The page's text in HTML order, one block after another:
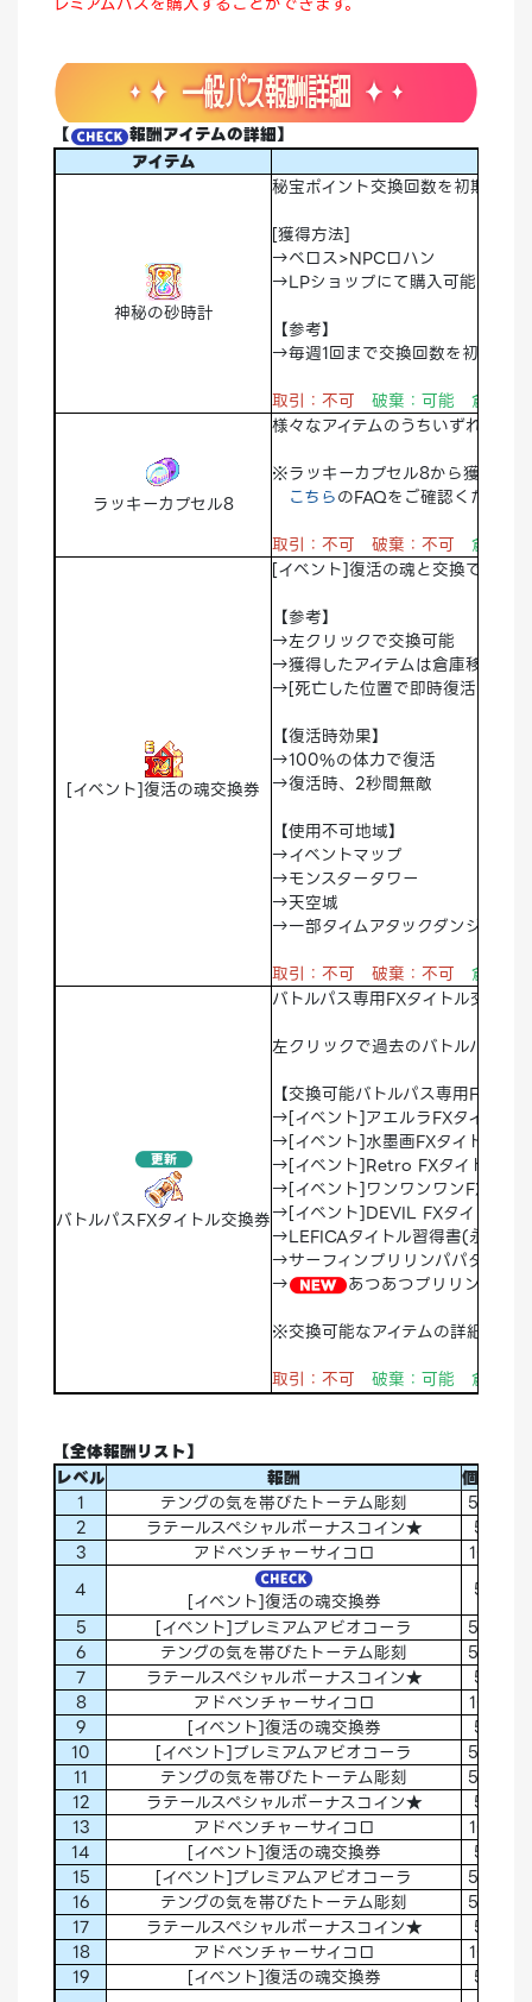
【
報酬アイテムの詳細】
アイテム
神秘の砂時計
秘宝ポイント交換回数を初期化す
[獲得方法]
→ベロス>NPCロハン
→LPショップにて購入可能
【参考】
→毎週1回まで交換回数を初期化
取引：不可 破棄：可能 倉庫：
ラッキーカプセル8
様々なアイテムのうちいずれかが
※ラッキーカプセル8から獲得でき
こちらのFAQをご確認ください
取引：不可 破棄：不可
倉庫：
[イベント]復活の魂交換券
[イベント]復活の魂と交換できる
【参考】
→左クリックで交換可能
→獲得したアイテムは倉庫移動不可
→[死亡した位置で即時復活できる
【復活時効果】
→100%の体力で復活
→復活時、2秒間無敵
【使用不可地域】
→イベントマップ
→モンスタータワー
→天空城
→一部タイムアタックダンジョン
取引：不可 破棄：不可 倉庫：
バトルパスFXタイトル交換券
バトルパス専用FXタイトル交換券
左クリックで過去のバトルパスか
【交換可能バトルパス専用FXタイ
→[イベント]アエルラFXタイトル
→[イベント]水墨画FXタイトル習
→[イベント]Retro FXタイトル習
→[イベント]ワンワンワンFXタイ
→[イベント]DEVIL FXタイトル習
→LEFICAタイトル習得書(永久)
→サーフィンプリリンパパタイト
→
あつあつプリリンタイ
※交換可能なアイテムの詳細は
取引：不可 破棄：可能 倉庫：
【全体報酬リスト】
レベル
報酬 個数
1
テングの気を帯びたトーテム彫刻 50
2
ラテールスペシャルボーナスコイン★ 5
3
アドベンチャーサイコロ 10
4
[イベント]復活の魂交換券 5
5
[イベント]プレミアムアビオコーラ 50
6
テングの気を帯びたトーテム彫刻 50
7
ラテールスペシャルボーナスコイン★ 5
8
アドベンチャーサイコロ 10
9
[イベント]復活の魂交換券 5
10
[イベント]プレミアムアビオコーラ 50
11
テングの気を帯びたトーテム彫刻 50
12
ラテールスペシャルボーナスコイン★ 5
13
アドベンチャーサイコロ 10
14
[イベント]復活の魂交換券 5
15
[イベント]プレミアムアビオコーラ 50
16
テングの気を帯びたトーテム彫刻 50
17
ラテールスペシャルボーナスコイン★ 5
18
アドベンチャーサイコロ 10
19
[イベント]復活の魂交換券 5